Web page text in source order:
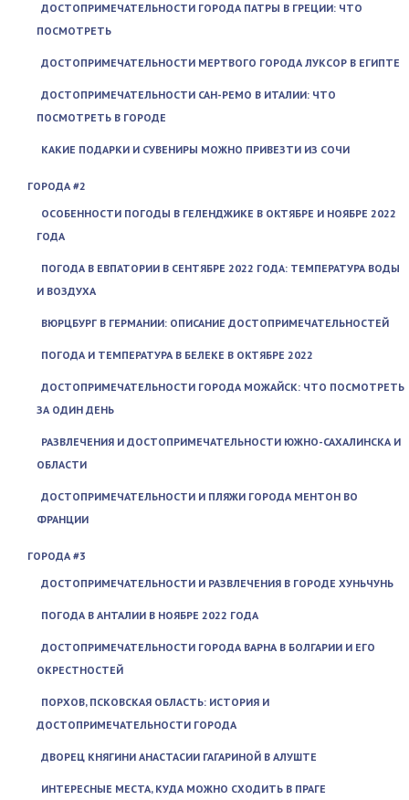
ДОСТОПРИМЕЧАТЕЛЬНОСТИ ГОРОДА ПАТРЫ В ГРЕЦИИ: ЧТО
ПОСМОТРЕТЬ
ДОСТОПРИМЕЧАТЕЛЬНОСТИ МЕРТВОГО ГОРОДА ЛУКСОР В ЕГИПТЕ
ДОСТОПРИМЕЧАТЕЛЬНОСТИ САН-РЕМО В ИТАЛИИ: ЧТО
ПОСМОТРЕТЬ В ГОРОДЕ
КАКИЕ ПОДАРКИ И СУВЕНИРЫ МОЖНО ПРИВЕЗТИ ИЗ СОЧИ
ГОРОДА #2
ОСОБЕННОСТИ ПОГОДЫ В ГЕЛЕНДЖИКЕ В ОКТЯБРЕ И НОЯБРЕ 2022
ГОДА
ПОГОДА В ЕВПАТОРИИ В СЕНТЯБРЕ 2022 ГОДА: ТЕМПЕРАТУРА ВОДЫ
И ВОЗДУХА
ВЮРЦБУРГ В ГЕРМАНИИ: ОПИСАНИЕ ДОСТОПРИМЕЧАТЕЛЬНОСТЕЙ
ПОГОДА И ТЕМПЕРАТУРА В БЕЛЕКЕ В ОКТЯБРЕ 2022
ДОСТОПРИМЕЧАТЕЛЬНОСТИ ГОРОДА МОЖАЙСК: ЧТО ПОСМОТРЕТЬ
ЗА ОДИН ДЕНЬ
РАЗВЛЕЧЕНИЯ И ДОСТОПРИМЕЧАТЕЛЬНОСТИ ЮЖНО-САХАЛИНСКА И
ОБЛАСТИ
ДОСТОПРИМЕЧАТЕЛЬНОСТИ И ПЛЯЖИ ГОРОДА МЕНТОН ВО
ФРАНЦИИ
ГОРОДА #3
ДОСТОПРИМЕЧАТЕЛЬНОСТИ И РАЗВЛЕЧЕНИЯ В ГОРОДЕ ХУНЬЧУНЬ
ПОГОДА В АНТАЛИИ В НОЯБРЕ 2022 ГОДА
ДОСТОПРИМЕЧАТЕЛЬНОСТИ ГОРОДА ВАРНА В БОЛГАРИИ И ЕГО
ОКРЕСТНОСТЕЙ
ПОРХОВ, ПСКОВСКАЯ ОБЛАСТЬ: ИСТОРИЯ И
ДОСТОПРИМЕЧАТЕЛЬНОСТИ ГОРОДА
ДВОРЕЦ КНЯГИНИ АНАСТАСИИ ГАГАРИНОЙ В АЛУШТЕ
ИНТЕРЕСНЫЕ МЕСТА, КУДА МОЖНО СХОДИТЬ В ПРАГЕ